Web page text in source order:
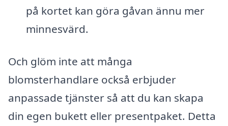
på kortet kan göra gåvan ännu mer
minnesvärd.
Och glöm inte att många
blomsterhandlare också erbjuder
anpassade tjänster så att du kan skapa
din egen bukett eller presentpaket. Detta